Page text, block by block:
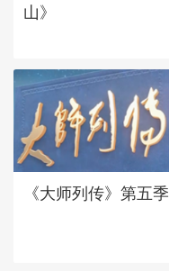
山》
《大师列传》第五季